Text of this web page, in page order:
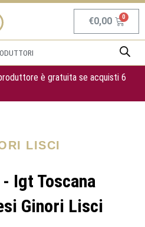
€0,00
è gratuita se acquisti 6
LISCI
Igt Toscana
Ginori Lisci